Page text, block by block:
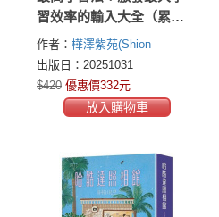
習效率的輸入大全（累印
突破五萬冊慶功新版！開
本加大更易閱讀翻閱！）
作者： 樺澤紫苑(Shion
Kabasawa)
出版日：20251031
$420 優惠價332元
放入購物車